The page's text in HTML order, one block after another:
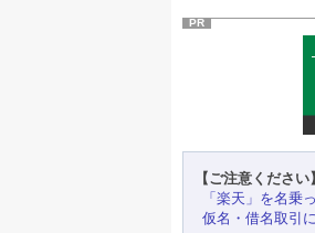
PR
【ご注意ください】
「楽天」を名乗
仮名・借名取引